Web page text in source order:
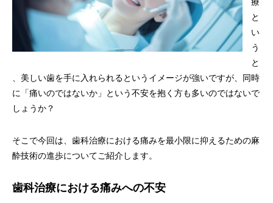
療
と
い
う
と
、美しい歯を手に入れられるというイメージが強いですが、同時
に「痛いのではないか」という不安を抱く方も多いのではないで
しょうか？
そこで今回は、歯科治療における痛みを最小限に抑えるための麻
酔技術の進歩についてご紹介します。
歯科治療における痛みへの不安